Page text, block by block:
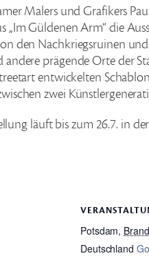
Malers und Grafikers
„Im Güldenen Arm“ die
den Nachkriegsruinen
prägende Orte der
entwickelten
zwei
läuft bis zum 26.7. in
Potsdam,
Deutschland